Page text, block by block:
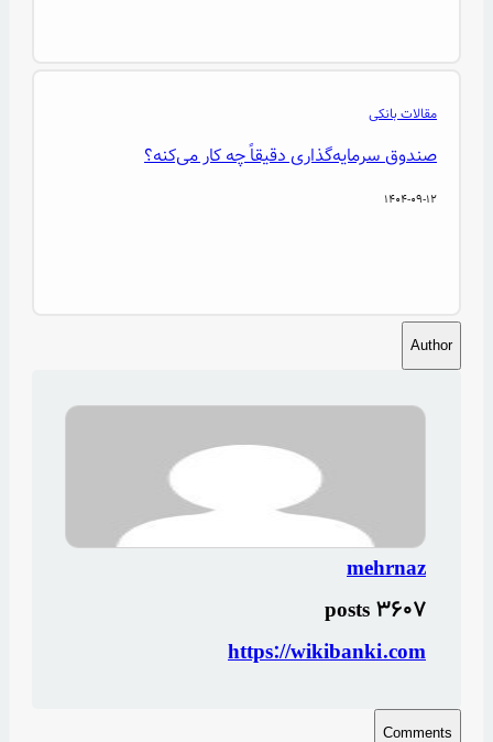
مقالات بانکی
صندوق سرمایه‌گذاری دقیقاً چه کار می‌کنه؟
1404-09-12
Author
mehrnaz
3607 posts
https://wikibanki.com
Comments